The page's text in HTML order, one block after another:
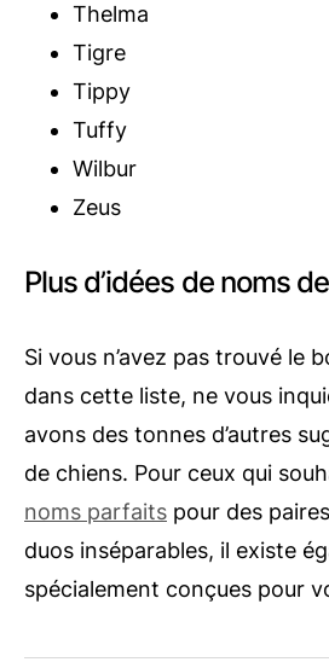
Thelma
Tigre
Tippy
Tuffy
Wilbur
Zeus
Plus d’idées de noms
Si vous n’avez pas trouvé le
dans cette liste, ne vous
avons des tonnes d’autres
de chiens. Pour ceux qui
noms parfaits pour des
duos inséparables, il existe
spécialement conçues pour